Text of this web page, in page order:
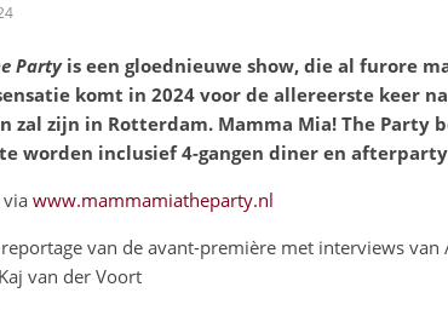
Partyis een gloednieuwe show, die al furore
komt in 2024 voor de allereerste keer
zal zijn in Rotterdam. Mamma Mia! The Party
worden inclusief 4-gangen diner en
www.mammamiatheparty.nl
van de avant-première met interviews van
van der Voort